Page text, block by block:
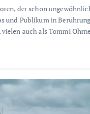
der schon
und Publikum in
vielen auch als Tommi